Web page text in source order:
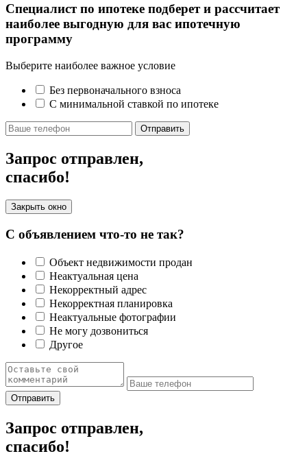
Специалист по ипотеке подберет и рассчитает
наиболее выгодную для вас ипотечную
программу
Выберите наиболее важное условие
Без первоначального взноса
С минимальной ставкой по ипотеке
Отправить
Запрос отправлен,
спасибо!
Закрыть окно
С объявлением что-то не так?
Объект недвижимости продан
Неактуальная цена
Некорректный адрес
Некорректная планировка
Неактуальные фотографии
Не могу дозвониться
Другое
Отправить
Запрос отправлен,
спасибо!